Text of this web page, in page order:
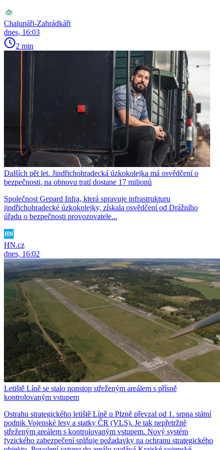
Chalupáři-Zahrádkáři
dnes, 16:03
2 min
Dalších pět let. Jindřichohradecká úzkokolejka má osvědčení o
bezpečnosti, na obnovu tratí dostane 17 milionů
Společnost Gepard Infra, která spravuje infrastrukturu
jindřichohradecké úzkokolejky, získala osvědčení od Drážního
úřadu o bezpečnosti provozovatele...
HN.cz
dnes, 16:02
Letiště Líně se stalo nonstop střeženým areálem s přísně
kontrolovaným vstupem
Ostrahu strategického letiště Líně u Plzně převzal od 1. srpna státní
podnik Vojenské lesy a statky ČR (VLS). Je tak nepřetržitě
střeženým areálem s kontrolovaným vstupem. Nový systém
fyzického zabezpečení splňuje požadavky na ochranu strategického